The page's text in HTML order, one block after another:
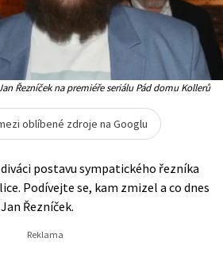
Řezníček na premiéře seriálu Pád domu Kollerů
oblíbené zdroje na Googlu
postavu sympatického řezníka
Podívejte se, kam zmizel a co dnes
Řezníček.